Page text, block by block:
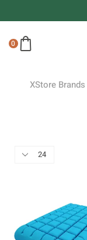
0
XStore Brands